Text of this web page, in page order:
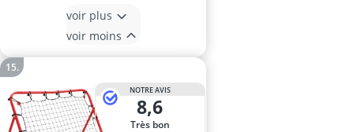
voir plus
voir moins
NOTRE AVIS
8,6
Très bon